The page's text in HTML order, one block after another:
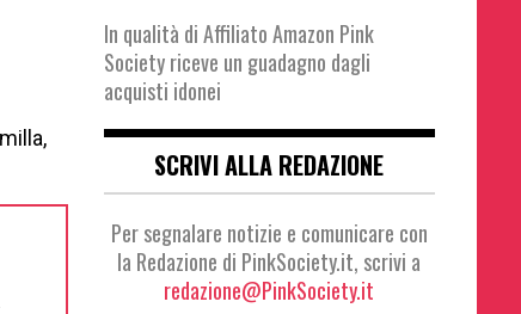
In qualità di Affiliato Amazon Pink
Society riceve un guadagno dagli
acquisti idonei
SCRIVI ALLA REDAZIONE
Per segnalare notizie e comunicare con
la Redazione di PinkSociety.it, scrivi a
redazione@PinkSociety.it